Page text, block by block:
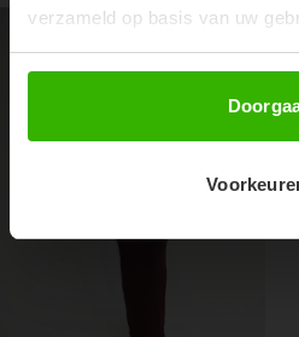
verzameld op basis van uw